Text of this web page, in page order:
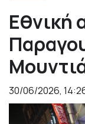
Εθνική
30/06/2026,